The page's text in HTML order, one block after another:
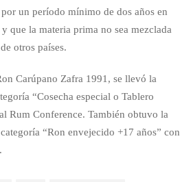
un período mínimo de dos años en
que la materia prima no sea mezclada
otros países.
Carúpano Zafra 1991, se llevó la
“Cosecha especial o Tablero
Rum Conference. También obtuvo la
“Ron envejecido +17 años” con